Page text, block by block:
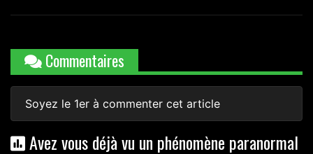
Commentaires
Soyez le 1er à commenter cet article
Avez vous déjà vu un phénomène paranormal